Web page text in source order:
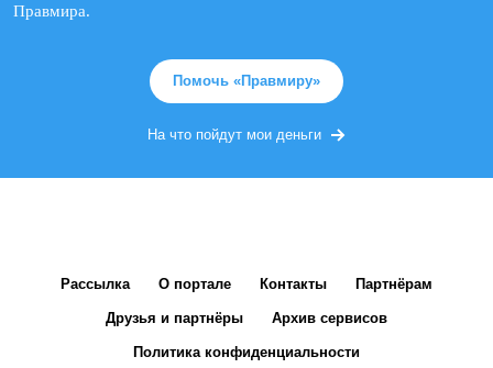
Правмира.
Помочь «Правмиру»
На что пойдут мои деньги
Рассылка О портале Контакты Партнёрам
Друзья и партнёры Архив сервисов
Политика конфиденциальности